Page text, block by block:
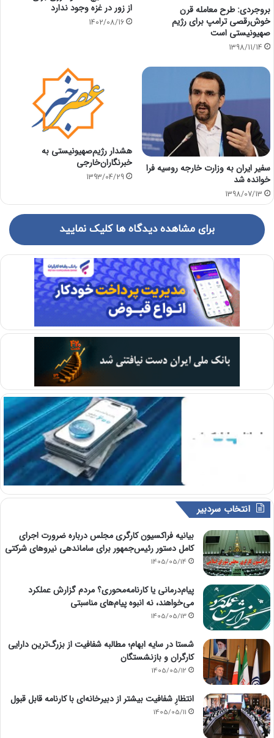
بروجردی: طرح معامله قرن
خوش‌رقصی ترامپ برای رژیم
صهیونیستی است
1398/11/14
از زور در غزه وجود ندارد
1402/08/16
سفیر ایران به وزارت خارجه روسیه فرا
خوانده شد
1398/07/13
هشدار رژیم‌صهیونیستی به
خبرنگاران‌خارجی
1393/04/29
برای مشاهده دیدگاه ها کلیک نمایید
انتخاب سردبیر
بیانیه فراکسیون کارگری مجلس درباره ضرورت اجرای
کامل دستور رئیس‌جمهور برای ساماندهی نیروهای شرکتی
1405/05/14
پیام‌درمانی یا کارنامه‌محوری؟ مردم گزارش عملکرد
می‌خواهند، نه انبوه پیام‌های مناسبتی
1405/05/13
شستا در سایه ابهام؛ مطالبه شفافیت از بزرگ‌ترین دارایی
کارگران و بازنشستگان
1405/05/12
انتظارِ شفافیت بیشتر از دبیرخانه‌ای با کارنامه قابل قبول
1405/05/11